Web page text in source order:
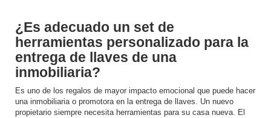
¿Es adecuado un set de
herramientas personalizado para la
entrega de llaves de una
inmobiliaria?
Es uno de los regalos de mayor impacto emocional que puede hacer
una inmobiliaria o promotora en la entrega de llaves. Un nuevo
propietario siempre necesita herramientas para su casa nueva. El